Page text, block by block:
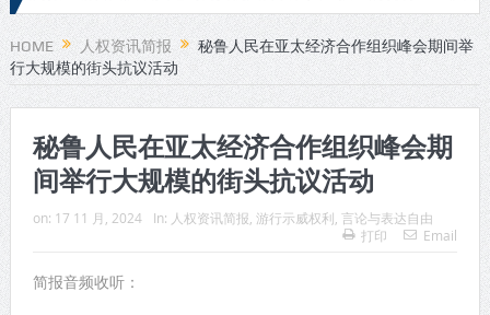
审
HOME 人权资讯简报
秘鲁人民在亚太经济合作组织峰会期间举
行大规模的街头抗议活动
秘鲁人民在亚太经济合作组织峰会期
间举行大规模的街头抗议活动
on: 17 11 月, 2024 In: 人权资讯简报 游行示威权利 言论与表达自由
打印
Email
简报音频收听：